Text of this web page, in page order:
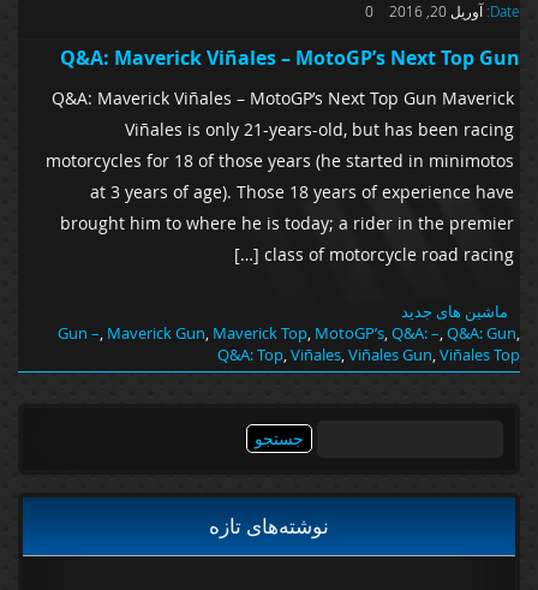
Date: آوریل 20, 2016 0
Q&A: Maverick Viñales – MotoGP’s Next Top Gun
Q&A: Maverick Viñales – MotoGP’s Next Top Gun Maverick
Viñales is only 21-years-old, but has been racing
motorcycles for 18 of those years (he started in minimotos
at 3 years of age). Those 18 years of experience have
brought him to where he is today; a rider in the premier
class of motorcycle road racing […]
ماشین های جدید
Gun –,Maverick Gun,Maverick Top,MotoGP’s,Q&A: –,Q&A: Gun
Q&A: Top,Viñales,Viñales Gun,Viñales Top
نوشته‌های تازه